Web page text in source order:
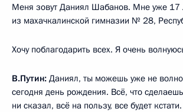
Меня зовут Даниял Шабанов. Мне уже 17
из махачкалинской гимназии № 28,
Хочу поблагодарить всех. Я очень
В.Путин: Даниял, ты можешь уже не
сегодня день рождения. Всё, что
ни сказал, всё на пользу, все будет